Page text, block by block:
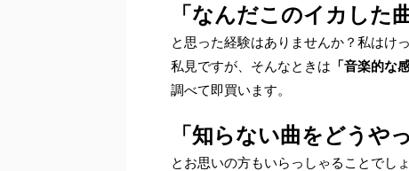
「なんだこのイカした
と思った経験はありませんか？私はけ
私見ですが、そんなときは 「音楽的な
調べて即買います。
「知らない曲をどうや
とお思いの方もいらっしゃることでしょ